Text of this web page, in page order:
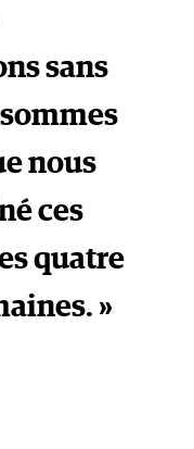
sans
nous
ces
quatre
»